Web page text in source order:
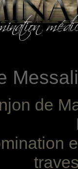
de